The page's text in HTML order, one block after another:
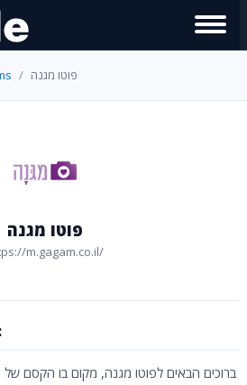
פוטו מגנה
פוטו מגנה
m.gagam.co.il/
ברוכים הבאים לפוטו מגנה, מקום בו הקסם